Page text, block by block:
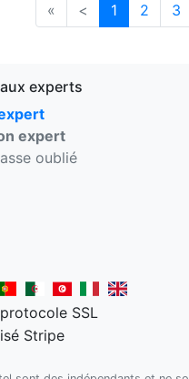
« < 1 2 3
experts
expert
oublié